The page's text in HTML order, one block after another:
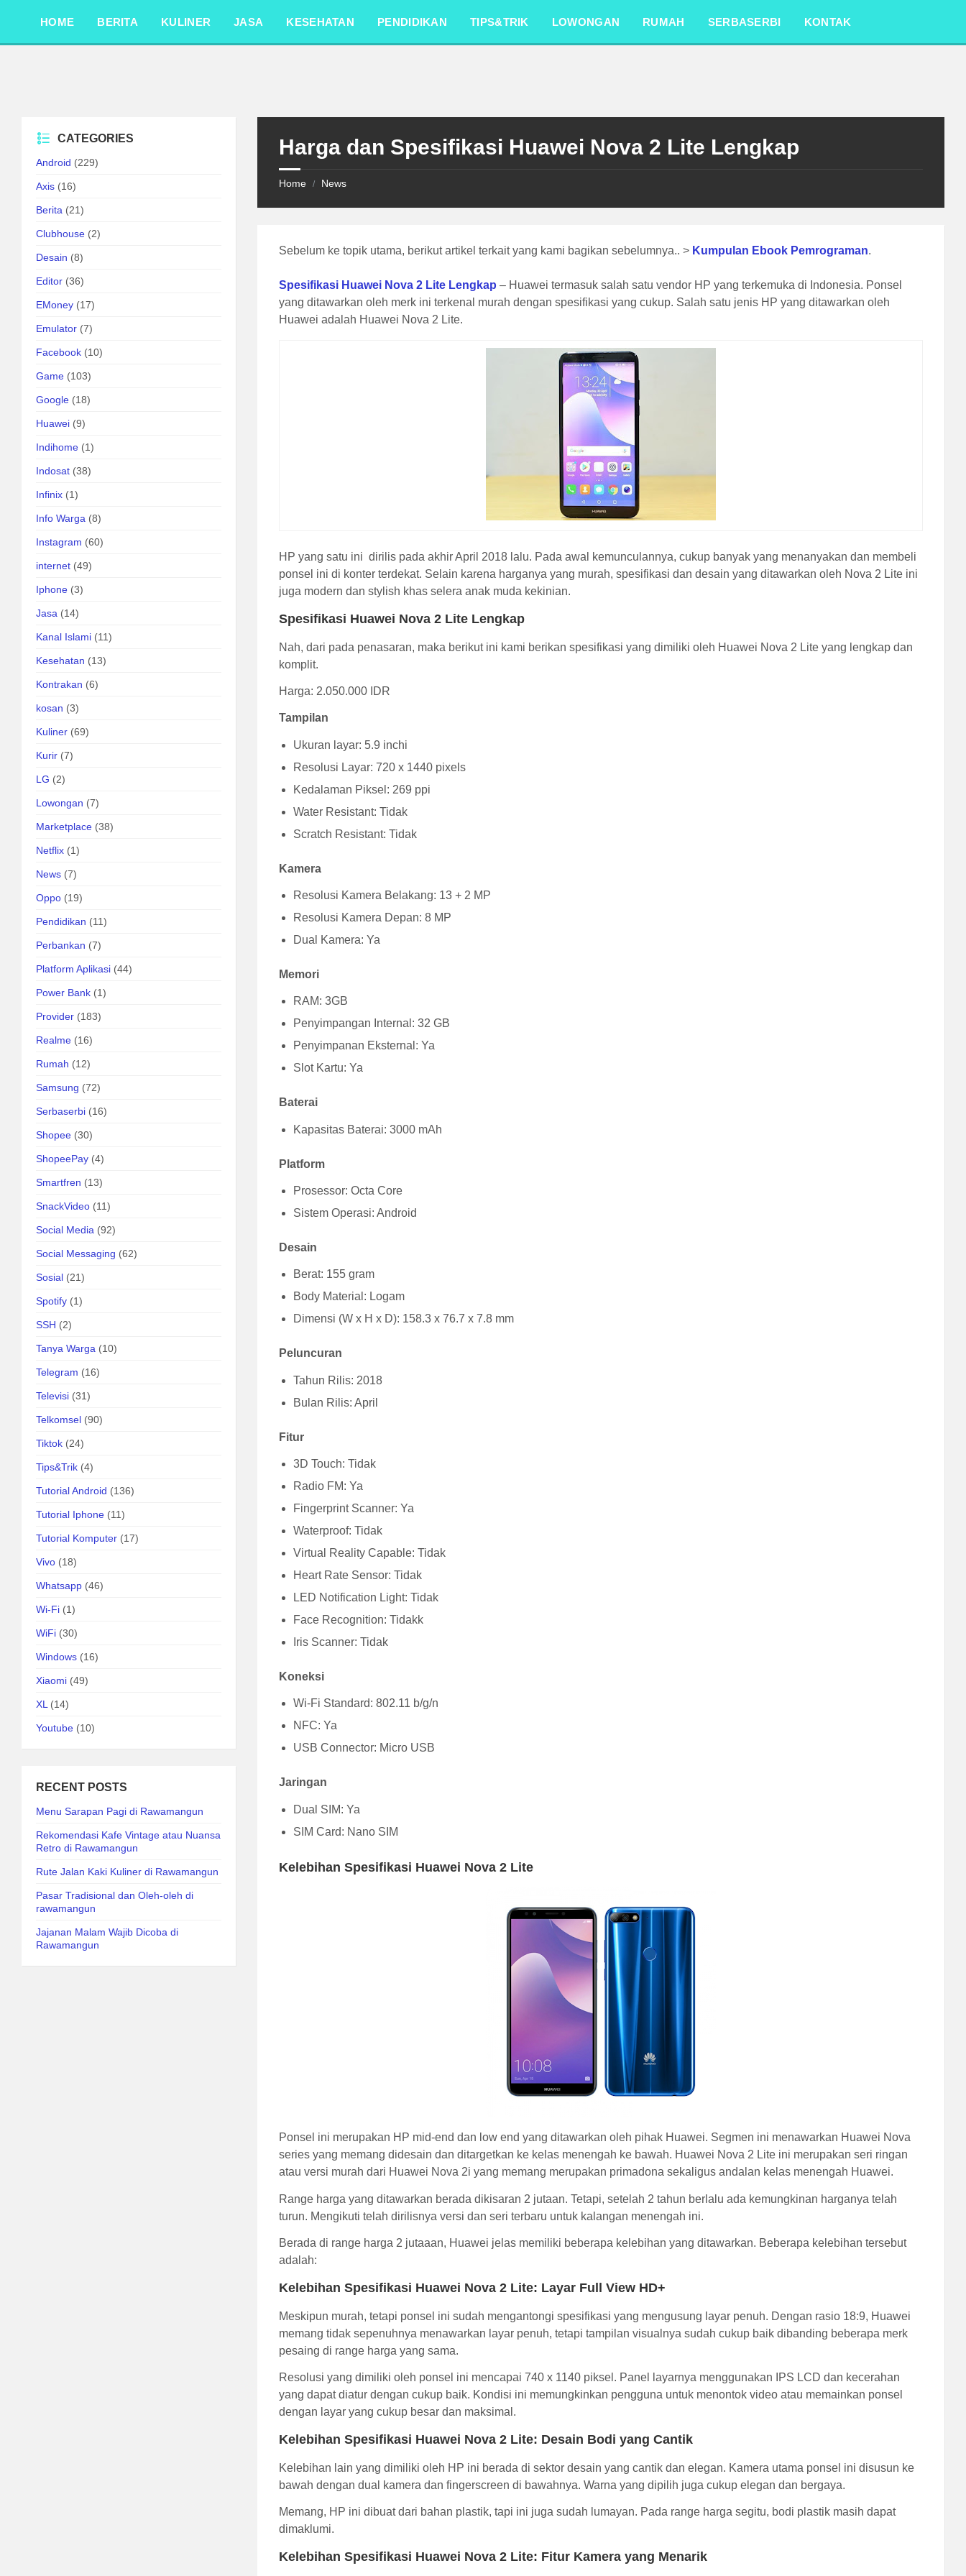
sidebar
HOME BERITA KULINER JASA KESEHATAN PENDIDIKAN TIPS&TRIK LOWONGAN RUMAH SERBASERBI KONTAK
Harga dan Spesifikasi Huawei Nova 2 Lite Lengkap
Home / News
Sebelum ke topik utama, berikut artikel terkait yang kami bagikan sebelumnya.. > Kumpulan Ebook Pemrograman.
Spesifikasi Huawei Nova 2 Lite Lengkap – Huawei termasuk salah satu vendor HP yang terkemuka di Indonesia. Ponsel
yang ditawarkan oleh merk ini terkenal murah dengan spesifikasi yang cukup. Salah satu jenis HP yang ditawarkan oleh
Huawei adalah Huawei Nova 2 Lite.
HP yang satu ini dirilis pada akhir April 2018 lalu. Pada awal kemunculannya, cukup banyak yang menanyakan dan membeli
ponsel ini di konter terdekat. Selain karena harganya yang murah, spesifikasi dan desain yang ditawarkan oleh Nova 2 Lite ini
juga modern dan stylish khas selera anak muda kekinian.
Spesifikasi Huawei Nova 2 Lite Lengkap
Nah, dari pada penasaran, maka berikut ini kami berikan spesifikasi yang dimiliki oleh Huawei Nova 2 Lite yang lengkap dan
komplit.
Harga: 2.050.000 IDR
Tampilan
Ukuran layar: 5.9 inchi
Resolusi Layar: 720 x 1440 pixels
Kedalaman Piksel: 269 ppi
Water Resistant: Tidak
Scratch Resistant: Tidak
Kamera
Resolusi Kamera Belakang: 13 + 2 MP
Resolusi Kamera Depan: 8 MP
Dual Kamera: Ya
Memori
RAM: 3GB
Penyimpangan Internal: 32 GB
Penyimpanan Eksternal: Ya
Slot Kartu: Ya
Baterai
Kapasitas Baterai: 3000 mAh
Platform
Prosessor: Octa Core
Sistem Operasi: Android
Desain
Berat: 155 gram
Body Material: Logam
Dimensi (W x H x D): 158.3 x 76.7 x 7.8 mm
Peluncuran
Tahun Rilis: 2018
Bulan Rilis: April
Fitur
3D Touch: Tidak
Radio FM: Ya
Fingerprint Scanner: Ya
Waterproof: Tidak
Virtual Reality Capable: Tidak
Heart Rate Sensor: Tidak
LED Notification Light: Tidak
Face Recognition: Tidakk
Iris Scanner: Tidak
Koneksi
Wi-Fi Standard: 802.11 b/g/n
NFC: Ya
USB Connector: Micro USB
Jaringan
Dual SIM: Ya
SIM Card: Nano SIM
Kelebihan Spesifikasi Huawei Nova 2 Lite
Ponsel ini merupakan HP mid-end dan low end yang ditawarkan oleh pihak Huawei. Segmen ini menawarkan Huawei Nova
series yang memang didesain dan ditargetkan ke kelas menengah ke bawah. Huawei Nova 2 Lite ini merupakan seri ringan
atau versi murah dari Huawei Nova 2i yang memang merupakan primadona sekaligus andalan kelas menengah Huawei.
Range harga yang ditawarkan berada dikisaran 2 jutaan. Tetapi, setelah 2 tahun berlalu ada kemungkinan harganya telah
turun. Mengikuti telah dirilisnya versi dan seri terbaru untuk kalangan menengah ini.
Berada di range harga 2 jutaaan, Huawei jelas memiliki beberapa kelebihan yang ditawarkan. Beberapa kelebihan tersebut
adalah:
Kelebihan Spesifikasi Huawei Nova 2 Lite: Layar Full View HD+
Meskipun murah, tetapi ponsel ini sudah mengantongi spesifikasi yang mengusung layar penuh. Dengan rasio 18:9, Huawei
memang tidak sepenuhnya menawarkan layar penuh, tetapi tampilan visualnya sudah cukup baik dibanding beberapa merk
pesaing di range harga yang sama.
Resolusi yang dimiliki oleh ponsel ini mencapai 740 x 1140 piksel. Panel layarnya menggunakan IPS LCD dan kecerahan
yang dapat diatur dengan cukup baik. Kondisi ini memungkinkan pengguna untuk menontok video atau memainkan ponsel
dengan layar yang cukup besar dan maksimal.
Kelebihan Spesifikasi Huawei Nova 2 Lite: Desain Bodi yang Cantik
Kelebihan lain yang dimiliki oleh HP ini berada di sektor desain yang cantik dan elegan. Kamera utama ponsel ini disusun ke
bawah dengan dual kamera dan fingerscreen di bawahnya. Warna yang dipilih juga cukup elegan dan bergaya.
Memang, HP ini dibuat dari bahan plastik, tapi ini juga sudah lumayan. Pada range harga segitu, bodi plastik masih dapat
dimaklumi.
Kelebihan Spesifikasi Huawei Nova 2 Lite: Fitur Kamera yang Menarik
CATEGORIES
Android (229)
Axis (16)
Berita (21)
Clubhouse (2)
Desain (8)
Editor (36)
EMoney (17)
Emulator (7)
Facebook (10)
Game (103)
Google (18)
Huawei (9)
Indihome (1)
Indosat (38)
Infinix (1)
Info Warga (8)
Instagram (60)
internet (49)
Iphone (3)
Jasa (14)
Kanal Islami (11)
Kesehatan (13)
Kontrakan (6)
kosan (3)
Kuliner (69)
Kurir (7)
LG (2)
Lowongan (7)
Marketplace (38)
Netflix (1)
News (7)
Oppo (19)
Pendidikan (11)
Perbankan (7)
Platform Aplikasi (44)
Power Bank (1)
Provider (183)
Realme (16)
Rumah (12)
Samsung (72)
Serbaserbi (16)
Shopee (30)
ShopeePay (4)
Smartfren (13)
SnackVideo (11)
Social Media (92)
Social Messaging (62)
Sosial (21)
Spotify (1)
SSH (2)
Tanya Warga (10)
Telegram (16)
Televisi (31)
Telkomsel (90)
Tiktok (24)
Tips&Trik (4)
Tutorial Android (136)
Tutorial Iphone (11)
Tutorial Komputer (17)
Vivo (18)
Whatsapp (46)
Wi-Fi (1)
WiFi (30)
Windows (16)
Xiaomi (49)
XL (14)
Youtube (10)
RECENT POSTS
Menu Sarapan Pagi di Rawamangun
Rekomendasi Kafe Vintage atau Nuansa
Retro di Rawamangun
Rute Jalan Kaki Kuliner di Rawamangun
Pasar Tradisional dan Oleh-oleh di
rawamangun
Jajanan Malam Wajib Dicoba di
Rawamangun